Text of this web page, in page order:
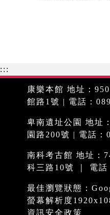
:::
康樂本館 地址：
館路1號 | 電話：
卑南遺址公園 地址
園路200號 | 電話：
南科考古館 地址：
科三路10號 ｜ 電話
最佳瀏覽狀態：
螢幕解析度
資訊安全政策